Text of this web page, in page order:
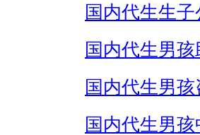
国内代生生子
国内代生男孩
国内代生男孩
国内代生男孩